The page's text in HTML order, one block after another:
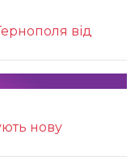
від
нову